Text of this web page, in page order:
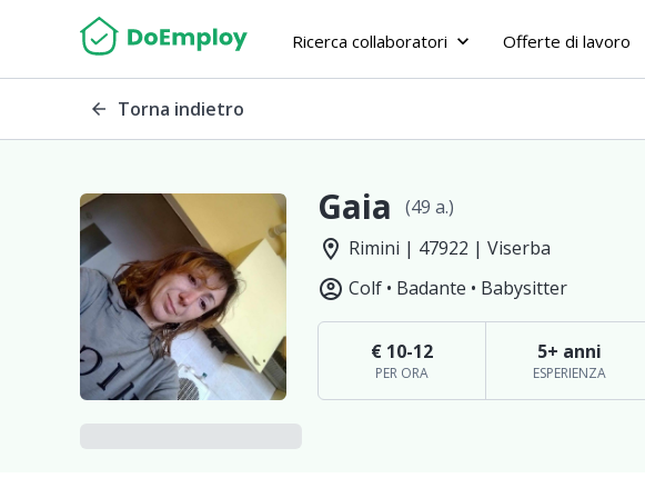
Ricerca collaboratori keyboard_arrow_down Offerte di lavoro
arrow_back Torna indietro
Gaia (49 a.)
location_on Rimini | 47922 | Viserba
account_circle Colf • Badante • Babysitter
€ 10-12
PER ORA
5+ anni
ESPERIENZA